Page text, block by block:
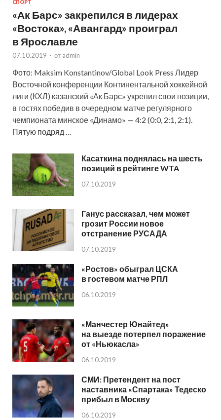
СПОРТ
«Ак Барс» закрепился в лидерах
«Востока», «Авангард» проиграл
в Ярославле
07.10.2019 - от admin
Фото: Maksim Konstantinov/Global Look Press Лидер
Восточной конференции Континентальной хоккейной
лиги (КХЛ) казанский «Ак Барс» укрепил свои позиции,
в гостях победив в очередном матче регулярного
чемпионата минское «Динамо» — 4:2 (0:0, 2:1, 2:1).
Пятую подряд …
Касаткина поднялась на шесть
позиций в рейтинге WTA
07.10.2019
Ганус рассказал, чем может
грозит России новое
отстранение РУСАДА
07.10.2019
«Ростов» обыграл ЦСКА
в гостевом матче РПЛ
06.10.2019
«Манчестер Юнайтед»
на выезде потерпел поражение
от «Ньюкасла»
06.10.2019
СМИ: Претендент на пост
наставника «Спартака» Тедеско
прибыл в Москву
06.10.2019